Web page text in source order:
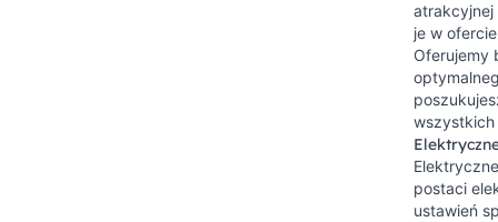
atrakcyjnej
je w
Oferujemy
wszystkich
postaci
ustawień